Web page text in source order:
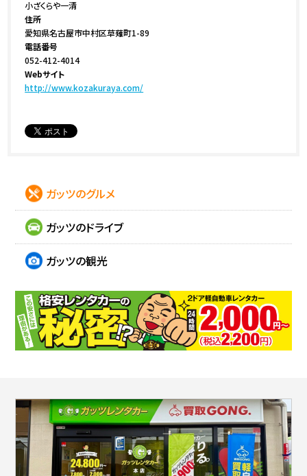
小ざくらや一清
住所
愛知県名古屋市中村区草薙町1-89
電話番号
052-412-4014
Webサイト
http://www.kozakuraya.com/
ガッツのグルメ
ガッツのドライブ
ガッツの観光